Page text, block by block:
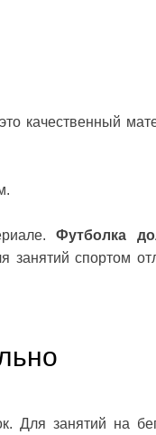
качественный
Футболка
занятий спортом
Для занятий на